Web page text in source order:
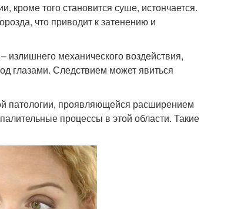
кроме того становится суше, истончается.
что приводит к затенению и
излишнего механического воздействия,
глазами. Следствием может явиться
патологии, проявляющейся расширением
процессы в этой области. Такие